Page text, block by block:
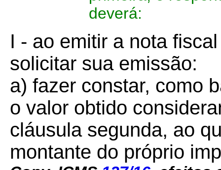
deverá:
I - ao emitir a nota
solicitar sua emissão:
a) fazer constar, como
o valor obtido
cláusula segunda, ao
montante do próprio